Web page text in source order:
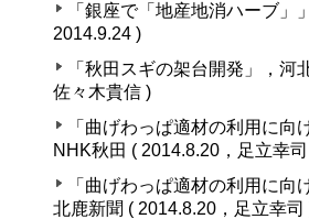
「銀座で「地産地消ハーブ」
2014.9.24 )
「秋田スギの架台開発」，河
佐々木貴信 )
「曲げわっぱ適材の利用に向
NHK秋田 ( 2014.8.20，足立幸
「曲げわっぱ適材の利用に向
北鹿新聞 ( 2014.8.20，足立幸司